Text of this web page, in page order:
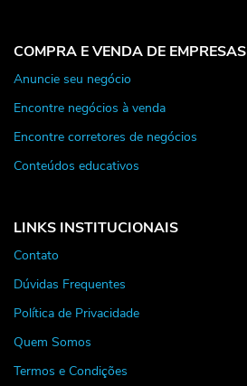
COMPRA E VENDA DE EMPRESAS
Anuncie seu negócio
Encontre negócios à venda
Encontre corretores de negócios
Conteúdos educativos
LINKS INSTITUCIONAIS
Contato
Dúvidas Frequentes
Política de Privacidade
Quem Somos
Termos e Condições